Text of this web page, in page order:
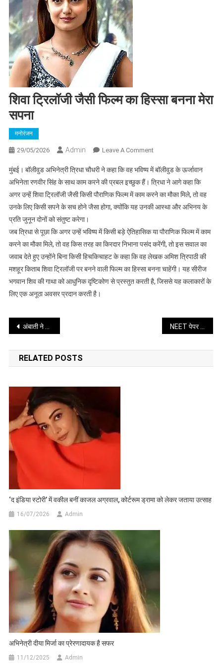
शिवा ट्रिलॉजी जैसी फिल्म का हिस्सा बनना मेरा
सपना
मनोरंजन​
29/05/2026 Admin Leave A CommentOn
ट्रिलॉजी
जैसी
फिल्म
का
बनना
मेरा
मुंबई। बॉलीवुड अभिनेत्री त्रिधा चौधरी ने कहा कि वह भविष्य में बॉलीवुड के ऊर्जावान
अभिनेता रणवीर सिंह के साथ काम करने की प्रबल इच्छुक हैं। त्रिधा ने आगे कहा कि
अगर उन्हें शिवा ट्रिलॉजी जैसी किसी पौराणिक फिल्म में काम करने का मौका मिले, तो वह
उनके लिए किसी सपने के सच होने जैसा होगा, क्योंकि यह उनकी आस्था और अभिनय के
प्रति जुनून दोनों को संतुष्ट करेगा।
जब त्रिधा से पूछा कि अगर उन्हें भविष्य में किसी बड़े ऐतिहासिक या पौराणिक फिल्म में काम
करने का मौका मिले, तो वह किस तरह का किरदार निभाना पसंद करेंगी, तो इस सवाल का
जवाब देते हुए उन्होंने बिना किसी हिचकिचाहट के कहा कि वह लेखक अमिश त्रिपाठी की
मशहूर किताब शिवा ट्रिलॉजी पर बनने वाली फिल्म का हिस्सा बनना चाहेंगी। यह सीरीज
भगवान शिव की गाथा को आधुनिक दृष्टिकोण से प्रस्तुत करती है, जिससे यह कलाकारों के
लिए एक अनूठा अवसर प्रदान करती है।
Post
navigation
अंबाती ने यशस्वी को किसी अन्य टीम में जाने सुझाव दिया
RELATED POSTS
‘द इंडिया स्टोरी’ में वकील बनीं काजल अग्रवाल, कोर्टरूम ड्रामा को लेकर जताया उत्साह
16/07/2026 Admin
अभिनेत्री दीया मिर्जा का प्रेरणादायक है सफर
11/12/2025 Admin